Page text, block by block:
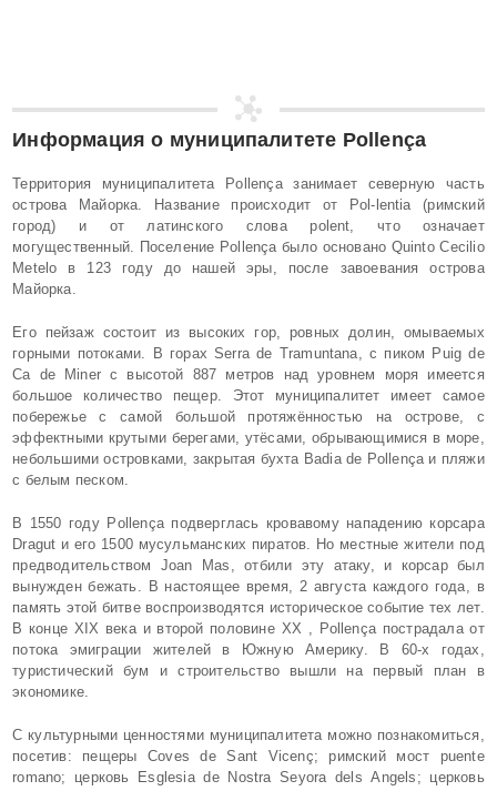
Информация о муниципалитете Pollença
Территория муниципалитета Pollença занимает северную часть
острова Майорка. Название происходит от Pol-lentia (римский
город) и от латинского слова polent, что означает
могущественный. Поселение Pollença было основано Quinto Cecilio
Metelo в 123 году до нашей эры, после завоевания острова
Майорка.
Его пейзаж состоит из высоких гор, ровных долин, омываемых
горными потоками. В горах Serra de Tramuntana, с пиком Puig de
Ca de Miner с высотой 887 метров над уровнем моря имеется
большое количество пещер. Этот муниципалитет имеет самое
побережье с самой большой протяжённостью на острове, с
эффектными крутыми берегами, утёсами, обрывающимися в море,
небольшими островками, закрытая бухта Badia de Pollença и пляжи
с белым песком.
В 1550 году Pollença подверглась кровавому нападению корсара
Dragut и его 1500 мусульманских пиратов. Но местные жители под
предводительством Joan Mas, отбили эту атаку, и корсар был
вынужден бежать. В настоящее время, 2 августа каждого года, в
память этой битве воспроизводятся историческое событие тех лет.
В конце XIX века и второй половине XX , Pollença пострадала от
потока эмиграции жителей в Южную Америку. В 60-х годах,
туристический бум и строительство вышли на первый план в
экономике.
С культурными ценностями муниципалитета можно познакомиться,
посетив: пещеры Coves de Sant Vicenç; римский мост puente
romano; церковь Esglesia de Nostra Seyora dels Аngels; церковь